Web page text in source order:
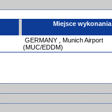
Miejsce wykonania
GERMANY
Munich Airport
(MUC/EDDM)